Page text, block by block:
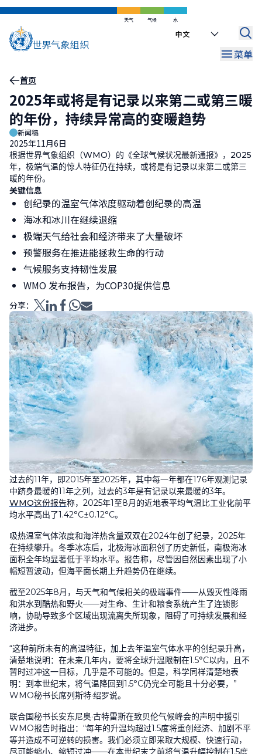
跳
天气 气候 水
Select
菜单
面
包
屑
首页
2025年或将是有记录以来第二或第三暖
的年份，持续异常高的变暖趋势
新闻稿
2025年11月6日
根据世界气象组织（WMO）的《全球气候状况最新通报》， 2025
年，极端气温的惊人特征仍在持续，或将是有记录以来第二或第三
暖的年份。
关键信息
创纪录的温室气体浓度驱动着创纪录的高温
海冰和冰川在继续退缩
极端天气给社会和经济带来了大量破坏
预警服务在推进能拯救生命的行动
气候服务支持韧性发展
WMO 发布报告，为COP30提供信息
分享：
过去的11年，即2015年至2025年，其中每一年都在176年观测记录
中跻身最暖的11年之列，过去的3年是有记录以来最暖的3年。
WMO这份报告称， 2025年1 至8月的近地表平均气温比工业化前平
均水平高出了1.42°C±0.12°C。
吸热温室气体浓度和海洋热含量双双在2024年创了纪录， 2025年
在持续攀升。冬季冰冻后，北极海冰面积创了历史新低，南极海冰
面积全年均显著低于平均水平。报告称，尽管因自然因素出现了小
幅短暂波动，但海平面长期上升趋势仍在继续。
截至2025年8月，与天气和气候相关的极端事件——从毁灭性降雨
和洪水到酷热和野火——对生命、生计和粮食系统产生了连锁影
响，协助导致多个区域出现流离失所现象，阻碍了可持续发展和经
济进步。
“这种前所未有的高温特征，加上去年温室气体水平的创纪录升高，
清楚地说明：在未来几年内，要将全球升温限制在1.5°C以内，且不
暂时过冲这一目标，几乎是不可能的。但是，科学同样清楚地表
明：到本世纪末，将气温降回到 1.5°C仍完全可能且十分必要，”
WMO秘书长席列斯特·绍罗说。
联合国秘书长安东尼奥·古特雷斯在致贝伦气候峰会的声明中援引
WMO报告时指出：“每年的升温均超过1.5度将重创经济、加剧不平
等并造成不可逆转的损害。我们必须立即采取大规模、快速行动，
尽可能缩小、缩短过冲——在本世纪末之前将气温升幅控制在1.5度